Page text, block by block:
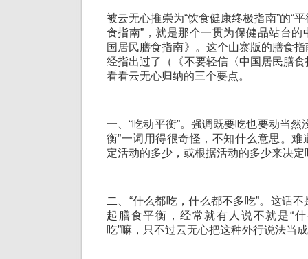
被云无心推崇为“饮食健康终极指南”的“
食指南”，就是那个一贯为保健品站台
国居民膳食指南》。这个山寨版的膳食
经指出过了（《不要轻信〈中国居民膳
看看云无心归纳的三个要点。
一、“吃动平衡”。强调既要吃也要动当然
衡”一词用得很奇怪，不知什么意思。
定活动的多少，或根据活动的多少来决定
二、“什么都吃，什么都不多吃”。这话
起膳食平衡，经常就有人说不就是“
吃”嘛，只不过云无心把这种外行说法当